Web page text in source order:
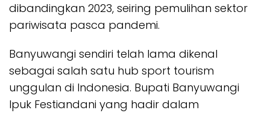
dibandingkan 2023, seiring pemulihan sektor
pariwisata pasca pandemi.
Banyuwangi sendiri telah lama dikenal
sebagai salah satu hub sport tourism
unggulan di Indonesia. Bupati Banyuwangi
Ipuk Festiandani yang hadir dalam